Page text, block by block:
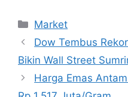
Kategori
Market
Dow Tembus
Bikin Wall Street
Harga Emas